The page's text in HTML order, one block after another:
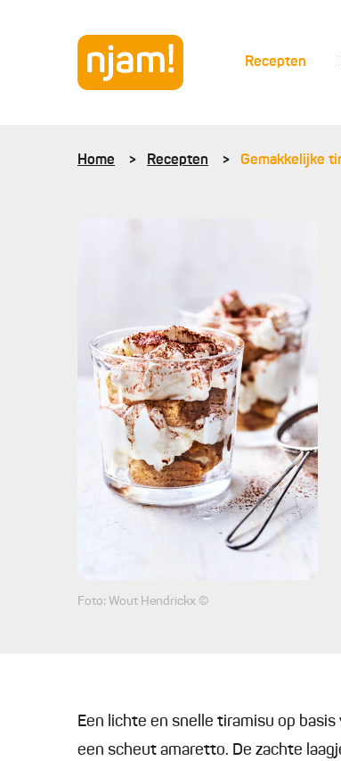
Recepten
Home Recepten Gemakkelijke
Foto: Wout Hendrickx ©
Een lichte en snelle tiramisu op
een scheut amaretto. De zachte